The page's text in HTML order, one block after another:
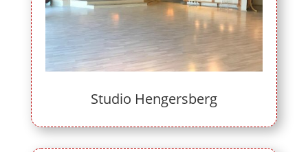
Studio Hengersberg